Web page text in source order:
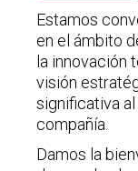
Estamos
en el ámbito
la innovación
visión
significativa
compañía.
Damos la